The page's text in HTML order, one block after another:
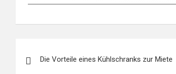
Die Vorteile eines Kühlschranks zur Miete